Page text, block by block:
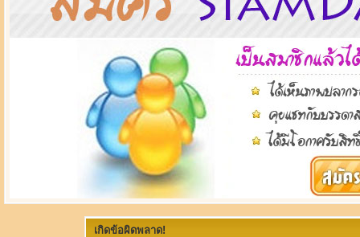
เกิดข้อผิดพลาด!